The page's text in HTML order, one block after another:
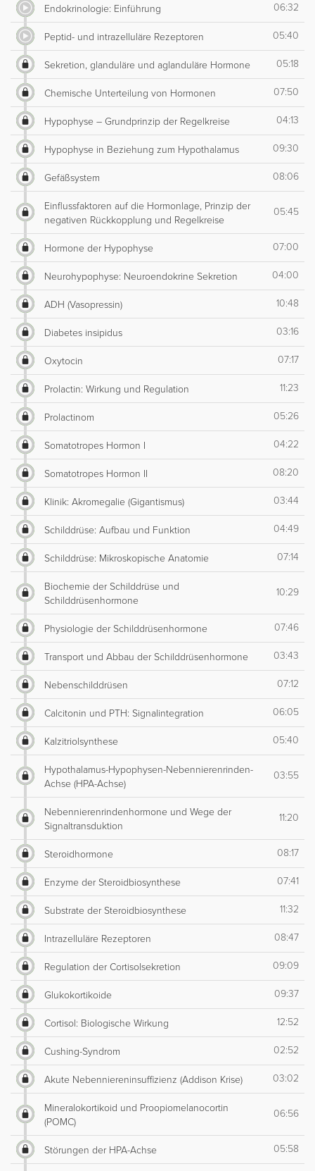
Endokrinologie: Einführung 06:32
Peptid- und intrazelluläre Rezeptoren 05:40
Sekretion, glanduläre und aglanduläre Hormone 05:18
Chemische Unterteilung von Hormonen 07:50
Hypophyse – Grundprinzip der Regelkreise 04:13
Hypophyse in Beziehung zum Hypothalamus 09:30
Gefäßsystem 08:06
Einflussfaktoren auf die Hormonlage, Prinzip der
negativen Rückkopplung und Regelkreise
05:45
Hormone der Hypophyse 07:00
Neurohypophyse: Neuroendokrine Sekretion 04:00
ADH (Vasopressin) 10:48
Diabetes insipidus 03:16
Oxytocin 07:17
Prolactin: Wirkung und Regulation 11:23
Prolactinom 05:26
Somatotropes Hormon I 04:22
Somatotropes Hormon II 08:20
Klinik: Akromegalie (Gigantismus) 03:44
Schilddrüse: Aufbau und Funktion 04:49
Schilddrüse: Mikroskopische Anatomie 07:14
Biochemie der Schilddrüse und
Schilddrüsenhormone
10:29
Physiologie der Schilddrüsenhormone 07:46
Transport und Abbau der Schilddrüsenhormone 03:43
Nebenschilddrüsen 07:12
Calcitonin und PTH: Signalintegration 06:05
Kalzitriolsynthese 05:40
Hypothalamus-Hypophysen-Nebennierenrinden-
Achse (HPA-Achse)
03:55
Nebennierenrindenhormone und Wege der
Signaltransduktion
11:20
Steroidhormone 08:17
Enzyme der Steroidbiosynthese 07:41
Substrate der Steroidbiosynthese 11:32
Intrazelluläre Rezeptoren 08:47
Regulation der Cortisolsekretion 09:09
Glukokortikoide 09:37
Cortisol: Biologische Wirkung 12:52
Cushing-Syndrom 02:52
Akute Nebenniereninsuffizienz (Addison Krise) 03:02
Mineralokortikoid und Proopiomelanocortin
(POMC)
06:56
Störungen der HPA-Achse 05:58